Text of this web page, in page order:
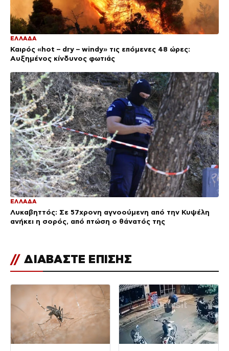
ΕΛΛΑΔΑ
Καιρός «hot – dry – windy» τις επόμενες 48 ώρες:
Αυξημένος κίνδυνος φωτιάς
ΕΛΛΑΔΑ
Λυκαβηττός: Σε 57χρονη αγνοούμενη από την Κυψέλη
ανήκει η σορός, από πτώση ο θάνατός της
// ΔΙΑΒΑΣΤΕ ΕΠΙΣΗΣ